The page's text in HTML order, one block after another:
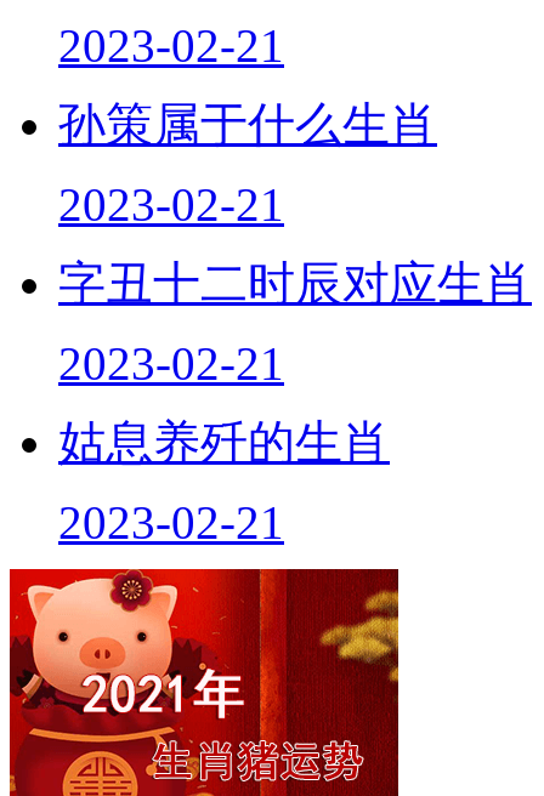
2023-02-21
孙策属于什么生肖
2023-02-21
字丑十二时辰对应生肖
2023-02-21
姑息养歼的生肖
2023-02-21